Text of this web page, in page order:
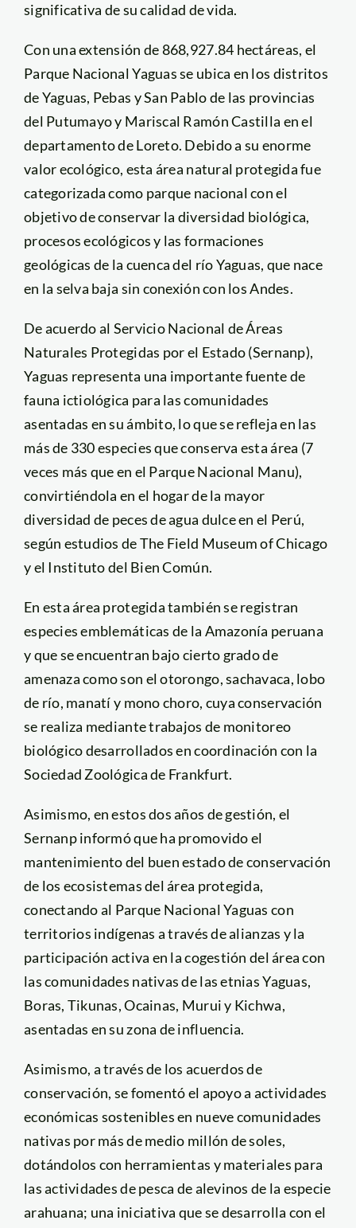
significativa de su calidad de vida.
Con una extensión de 868,927.84 hectáreas, el
Parque Nacional Yaguas se ubica en los distritos
de Yaguas, Pebas y San Pablo de las provincias
del Putumayo y Mariscal Ramón Castilla en el
departamento de Loreto. Debido a su enorme
valor ecológico, esta área natural protegida fue
categorizada como parque nacional con el
objetivo de conservar la diversidad biológica,
procesos ecológicos y las formaciones
geológicas de la cuenca del río Yaguas, que nace
en la selva baja sin conexión con los Andes.
De acuerdo al Servicio Nacional de Áreas
Naturales Protegidas por el Estado (Sernanp),
Yaguas representa una importante fuente de
fauna ictiológica para las comunidades
asentadas en su ámbito, lo que se refleja en las
más de 330 especies que conserva esta área (7
veces más que en el Parque Nacional Manu),
convirtiéndola en el hogar de la mayor
diversidad de peces de agua dulce en el Perú,
según estudios de The Field Museum of Chicago
y el Instituto del Bien Común.
En esta área protegida también se registran
especies emblemáticas de la Amazonía peruana
y que se encuentran bajo cierto grado de
amenaza como son el otorongo, sachavaca, lobo
de río, manatí y mono choro, cuya conservación
se realiza mediante trabajos de monitoreo
biológico desarrollados en coordinación con la
Sociedad Zoológica de Frankfurt.
Asimismo, en estos dos años de gestión, el
Sernanp informó que ha promovido el
mantenimiento del buen estado de conservación
de los ecosistemas del área protegida,
conectando al Parque Nacional Yaguas con
territorios indígenas a través de alianzas y la
participación activa en la cogestión del área con
las comunidades nativas de las etnias Yaguas,
Boras, Tikunas, Ocainas, Murui y Kichwa,
asentadas en su zona de influencia.
Asimismo, a través de los acuerdos de
conservación, se fomentó el apoyo a actividades
económicas sostenibles en nueve comunidades
nativas por más de medio millón de soles,
dotándolos con herramientas y materiales para
las actividades de pesca de alevinos de la especie
arahuana; una iniciativa que se desarrolla con el